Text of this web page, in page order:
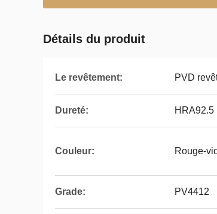
Détails du produit
Le revêtement: PVD
Dureté: HRA92.5
Couleur: Rouge-
Grade: PV4412